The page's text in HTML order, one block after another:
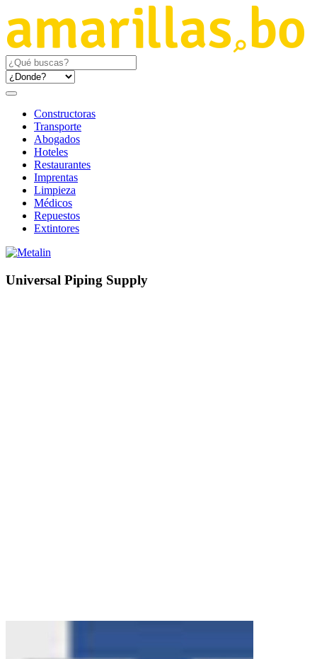
Constructoras
Transporte
Abogados
Hoteles
Restaurantes
Imprentas
Limpieza
Médicos
Repuestos
Extintores
Universal Piping Supply